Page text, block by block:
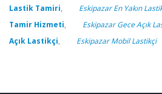
Lastik Tamiri, Eskipazar En Yakın
Tamir Hizmeti, Eskipazar Gece Açık
Açık Lastikçi, Eskipazar Mobil Lastikçi